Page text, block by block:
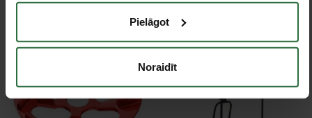
Pielāgot
Noraidīt